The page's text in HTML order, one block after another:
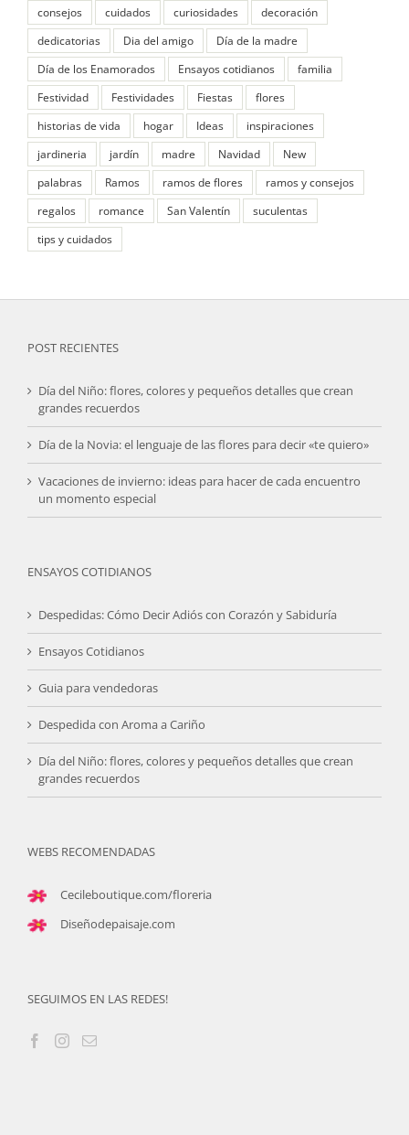
consejos
cuidados curiosidades
decoración
dedicatorias
Dia del amigo
Día de la madre
Día de los Enamorados
Ensayos cotidianos
familia
Festividad
Festividades Fiestas
flores
historias de vida
hogar Ideas
inspiraciones
jardineria
jardín madre Navidad
New
palabras
Ramos ramos de flores
ramos y consejos
regalos
romance San Valentín
suculentas
tips y cuidados
POST RECIENTES
Día del Niño: flores, colores y pequeños detalles que crean
grandes recuerdos
Día de la Novia: el lenguaje de las flores para decir «te quiero»
Vacaciones de invierno: ideas para hacer de cada encuentro
un momento especial
ENSAYOS COTIDIANOS
Despedidas: Cómo Decir Adiós con Corazón y Sabiduría
Ensayos Cotidianos
Guia para vendedoras
Despedida con Aroma a Cariño
Día del Niño: flores, colores y pequeños detalles que crean
grandes recuerdos
WEBS RECOMENDADAS
Cecileboutique.com/floreria
Diseñodepaisaje.com
SEGUIMOS EN LAS REDES!